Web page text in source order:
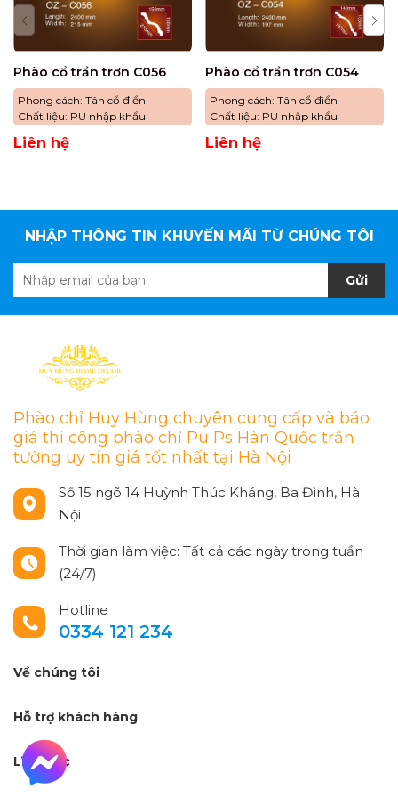
Phào cổ trần trơn C056
Phong cách: Tân cổ điển
Chất liệu: PU nhập khẩu
Liên hệ
Phào cổ trần trơn C054
Phong cách: Tân cổ điển
Chất liệu: PU nhập khẩu
Liên hệ
NHẬP THÔNG TIN KHUYẾN MÃI TỪ CHÚNG TÔI
Gửi
Phào chỉ Huy Hùng chuyên cung cấp và báo
giá thi công phào chỉ Pu Ps Hàn Quốc trần
tường uy tín giá tốt nhất tại Hà Nội
Số 15 ngõ 14 Huỳnh Thúc Kháng, Ba Đình, Hà
Nội
Thời gian làm việc: Tất cả các ngày trong tuần
(24/7)
Hotline
0334 121 234
Về chúng tôi
Hỗ trợ khách hàng
Lĩnh vực